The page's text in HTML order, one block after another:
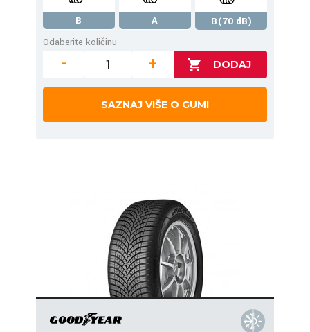
B A
B(70 dB)
Odaberite količinu
- +
SAZNAJ VIŠE O GUMI